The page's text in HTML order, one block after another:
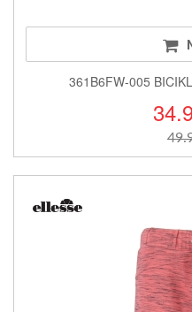
361B6FW-005